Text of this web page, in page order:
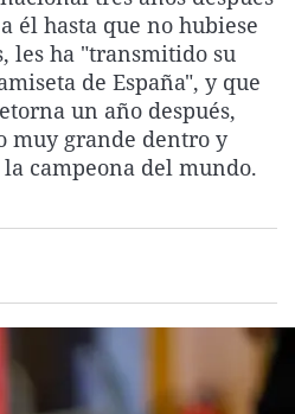
La rosa de los vientos
Gente viajera
Como el perro y el
Caso
Retornados
Equipo de
Operación Viuda
Extremadura
Galicia
La Rioja
Navarra
Virales
Televisión
Elecciones
él hasta que no hubiese
les ha "transmitido su
de España", y que
un año después,
muy grande dentro y
campeona del mundo.